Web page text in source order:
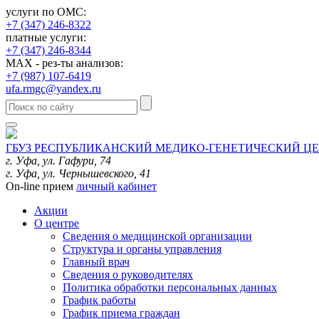
услуги по ОМС:
+7 (347) 246-8322
платные услуги:
+7 (347) 246-8344
MAX - рез-ты анализов:
+7 (987) 107-6419
ufa.rmgc@yandex.ru
ГБУЗ РЕСПУБЛИКАНСКИЙ МЕДИКО-ГЕНЕТИЧЕСКИЙ
г. Уфа, ул. Гафури, 74
г. Уфа, ул. Чернышевского, 41
On-line прием личный кабинет
Акции
О центре
Сведения о медицинской организации
Структура и органы управления
Главный врач
Сведения о руководителях
Политика обработки персональных данных
График работы
График приема граждан